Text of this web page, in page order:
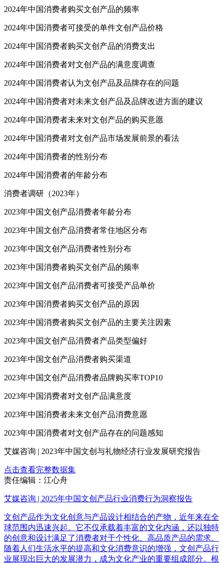
2024年中国消费者购买文创产品的频率
2024年中国消费者可接受的单件文创产品价格
2024年中国消费者购买文创产品的消费支出
2024年中国消费者对文创产品的满意度调查
2024年中国消费者认为文创产品及品牌存在的问题
2024年中国消费者对未来文创产品及品牌改进方面的建议
2024年中国消费者未来对文创产品的购买意愿
2024年中国消费者对文创产品市场发展前景的看法
2024年中国消费者的性别分布
2024年中国消费者的年龄分布
消费者调研（2023年）
2023年中国文创产品消费者年龄分布
2023年中国文创产品消费者常住地区分布
2023年中国文创产品消费者性别分布
2023年中国消费者购买文创产品的频率
2023年中国文创产品消费者可接受产品单价
2023年中国消费者购买文创产品的原因
2023年中国消费者购买文创产品的主要关注因素
2023年中国文创产品消费者产品类型偏好
2023年中国文创产品消费者购买渠道
2023年中国文创产品消费者品牌购买率TOP10
2023年中国消费者对文创产品满意度
2023年中国消费者未来文创产品消费意愿
2023年中国消费者对文创产品存在的问题感知
艾媒咨询 | 2023年中国文创与礼物经济行业发展研究报告
点击查看完整数据集
责任编辑：江心舟
艾媒咨询 | 2025年中国文创产品行业消费行为洞察报告
文创产品作为文化创意与产品设计相结合的产物，近年来在全
球范围内迅速兴起。它不仅承载着丰富的文化内涵，还以独特
的创意和设计满足了消费者对于个性化、高品质产品的需求。
随着人们生活水平的提高和文化消费意识的增强，文创产品行
业展现出巨大的发展潜力，成为文化产业的重要组成部分。根